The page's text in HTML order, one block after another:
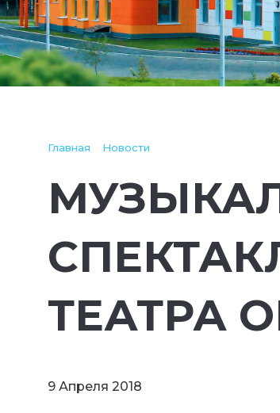
Главная Новости
ТЕАТРА
9 Апреля 2018